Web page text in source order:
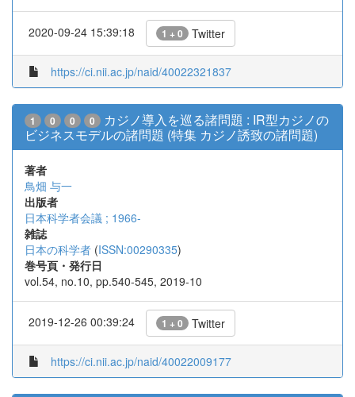
2020-09-24 15:39:18 1 + 0 Twitter
https://ci.nii.ac.jp/naid/40022321837
1 0 0 0
カジノ導入を巡る諸問題 : IR型カジノの
ビジネスモデルの諸問題 (特集 カジノ誘致の諸問題)
著者
鳥畑 与一
出版者
日本科学者会議 ; 1966-
雑誌
日本の科学者 (ISSN:00290335)
巻号頁・発行日
vol.54, no.10, pp.540-545, 2019-10
2019-12-26 00:39:24 1 + 0 Twitter
https://ci.nii.ac.jp/naid/40022009177